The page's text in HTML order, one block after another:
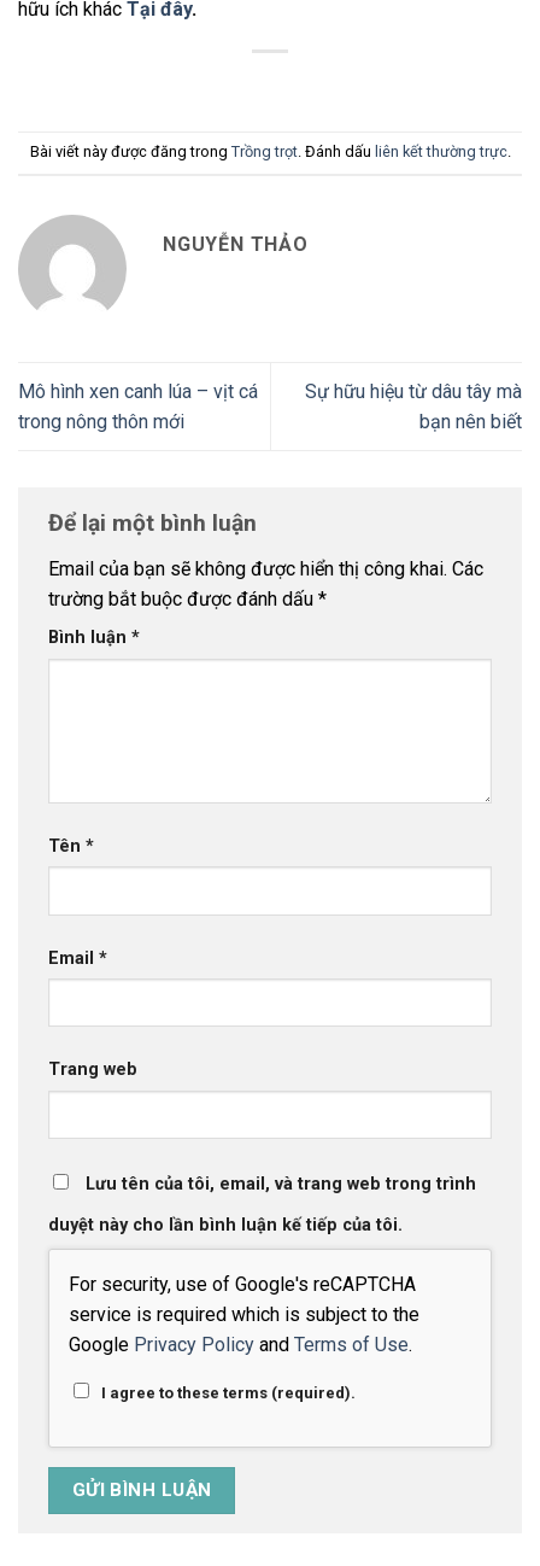
hữu ích khác Tại đây.
Bài viết này được đăng trong Trồng trọt. Đánh dấu liên kết thường trực.
NGUYỄN THẢO
Mô hình xen canh lúa – vịt cá
trong nông thôn mới
Sự hữu hiệu từ dâu tây mà
bạn nên biết
Để lại một bình luận
Email của bạn sẽ không được hiển thị công khai. Các
trường bắt buộc được đánh dấu *
Bình luận *
Tên *
Email *
Trang web
Lưu tên của tôi, email, và trang web trong trình
duyệt này cho lần bình luận kế tiếp của tôi.
For security, use of Google's reCAPTCHA
service is required which is subject to the
Google Privacy Policy and Terms of Use.
I agree to these terms (required).